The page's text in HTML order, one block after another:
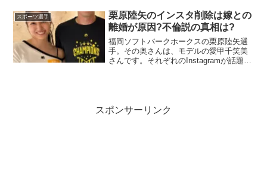
来が星海光来(ハイキュー)みたいと話題
に！春高バレーで感動...
スポーツ選手
栗原陸矢のインスタ削除は嫁との
離婚が原因?不倫説の真相は?
福岡ソフトバークホークスの栗原陸矢選
手。その奥さんは、モデルの愛甲千笑美
さんです。それぞれのInstagramが話題に
スポンサーリンク